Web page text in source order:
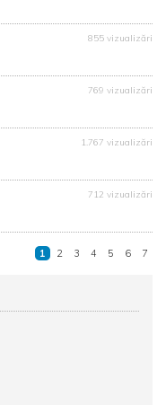
855 vizualizări
769 vizualizări
1.767 vizualizări
712 vizualizări
1 2 3 4 5 6 7